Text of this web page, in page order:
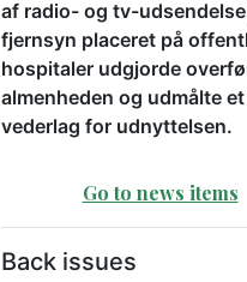
af radio- og tv-
fjernsyn placeret på
hospitaler udgjorde
almenheden og udmålte
vederlag for udnyttelsen.
Go to news items
Back issues